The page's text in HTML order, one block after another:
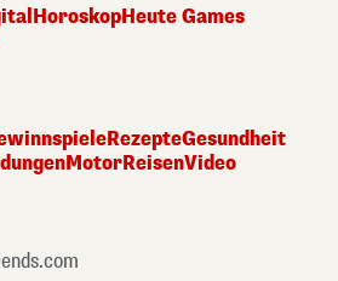
HoroskopHeute Games
RezepteGesundheit
MotorReisenVideo